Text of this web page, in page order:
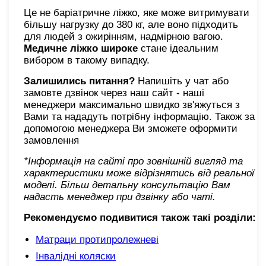
Це не баріатричне ліжко, яке може витримувати
більшу нагрузку до 380 кг, але воно підходить
для людей з ожирінням, надмірною вагою.
Медичне ліжко широке стане ідеальним
вибором в такому випадку.
Залишились питання? Напишіть у чат або
замовте дзвінок через наш сайт - наші
менеджери максимально швидко зв'яжуться з
Вами та нададуть потрібну інформацію. Також за
допомогою менеджера Ви зможете оформити
замовлення
*Інформація на сайті про зовнішній вигляд та
характеристики може відрізнятись від реальної
моделі. Більш детальну консультацію Вам
надасть менеджер при дзвінку або чаті.
Рекомендуємо подивитися також такі розділи:
Матраци протипролежневі
Інвалідні коляски